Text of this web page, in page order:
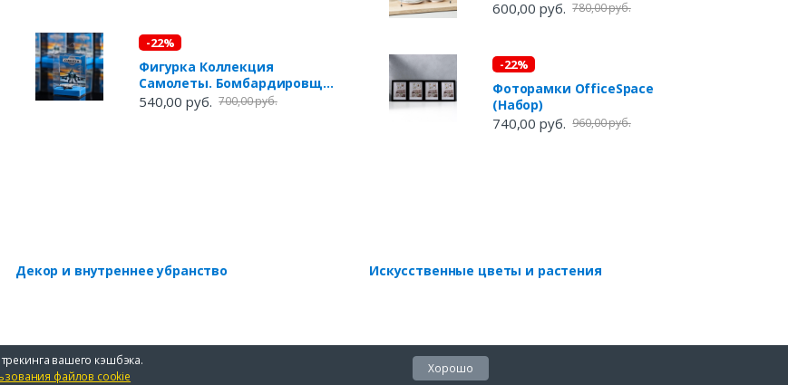
-22%
Фигурка Коллекция
Самолеты. Бомбардировщик
Пика (7х5х3 см)
540,00 руб. 700,00 руб.
600,00 руб. 780,00 руб.
-22%
Фоторамки OfficeSpace
(Набор)
740,00 руб. 960,00 руб.
Декор и внутреннее убранство Искусственные цветы и растения
вашего кэшбэка.
файлов cookie
Хорошо